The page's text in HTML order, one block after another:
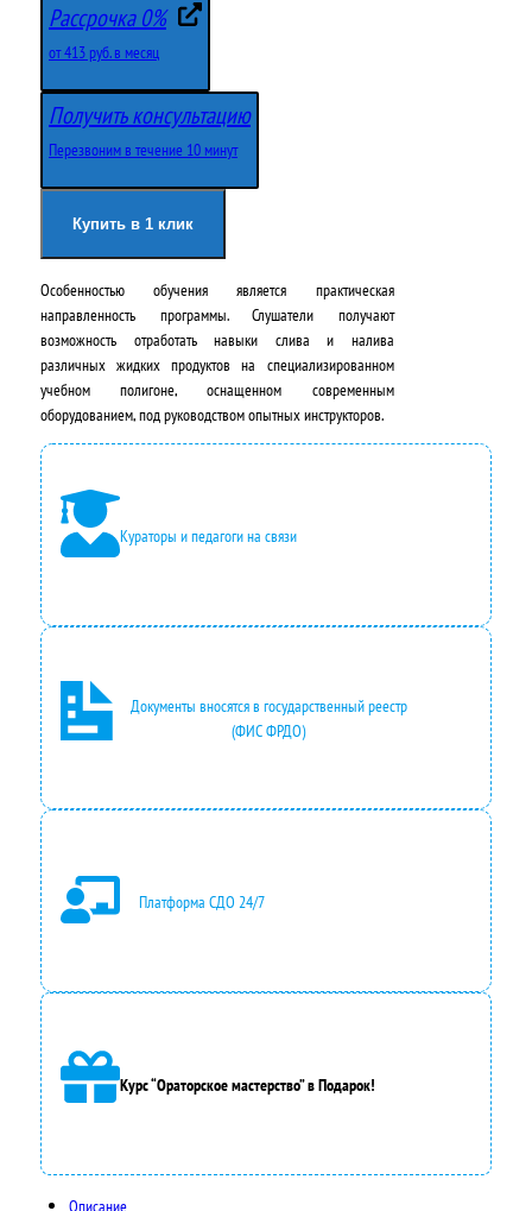
Рассрочка 0%
от 413 руб. в месяц
Получить консультацию
Перезвоним в течение 10 минут
Купить в 1 клик
Особенностью обучения является практическая
направленность программы. Слушатели получают
возможность отработать навыки слива и налива
различных жидких продуктов на специализированном
учебном полигоне, оснащенном современным
оборудованием, под руководством опытных инструкторов.
Кураторы и педагоги на связи
Документы вносятся в государственный реестр
(ФИС ФРДО)
Платформа СДО 24/7
Курс “Ораторское мастерство” в Подарок!
Описание